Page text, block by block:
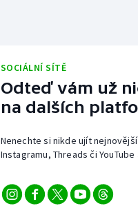
SOCIÁLNÍ SÍTĚ
Odteď vám už
na dalších
Nenechte si nikde ujít
Instagramu, Threads či